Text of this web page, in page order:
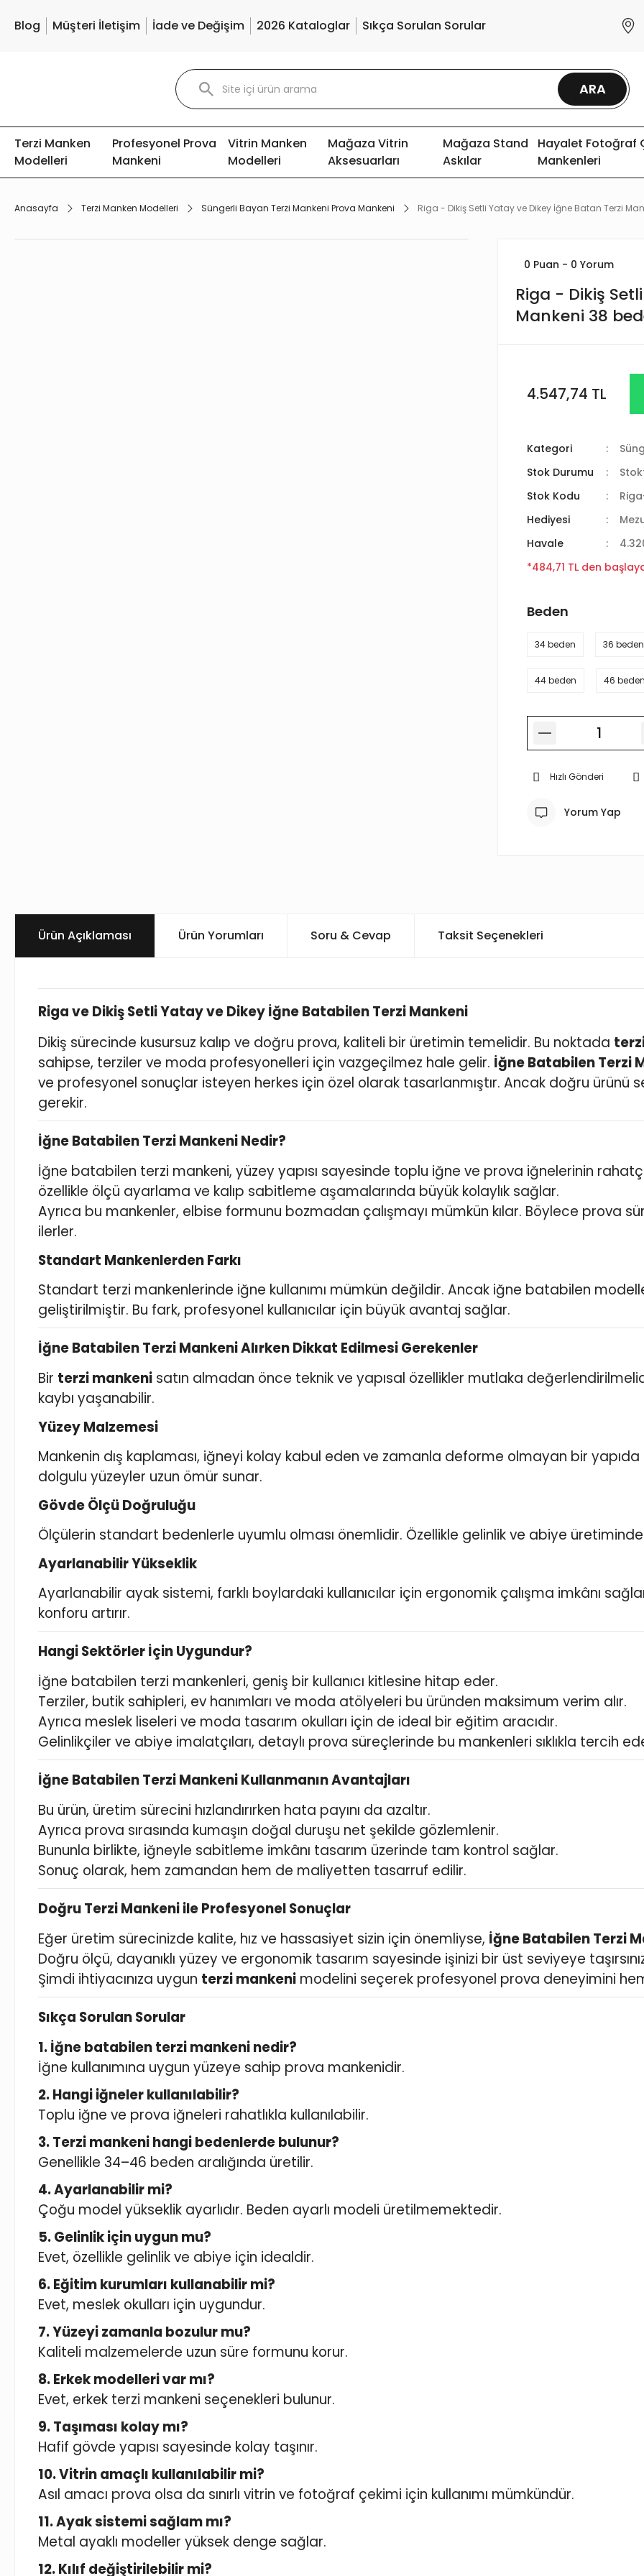
Blog Müşteri İletişim İade ve Değişim 2026 Kataloglar Sıkça Sorulan Sorular
ARA
Terzi Manken
Modelleri
Profesyonel Prova
Mankeni
Vitrin Manken
Modelleri
Mağaza Vitrin
Aksesuarları
Mağaza Stand
Askılar
Hayalet Fotoğraf
Mankenleri
Anasayfa Terzi Manken Modelleri Süngerli Bayan Terzi Mankeni Prova Mankeni Riga - Dikiş Setli Yatay ve Dikey İğne Batan Terzi
0 Puan - 0 Yorum
Riga - Dikiş
Mankeni 38
4.547,74 TL
Kategori
Stok Durumu
Stok Kodu
Hediyesi
Havale
*484,71 TL den
Beden
34 beden 36 beden
44 beden 46
Hızlı Gönderi
Yorum Yap
Ürün Açıklaması Ürün Yorumları Soru & Cevap Taksit Seçenekleri
Riga ve Dikiş Setli Yatay ve Dikey İğne Batabilen Terzi Mankeni
Dikiş sürecinde kusursuz kalıp ve doğru prova, kaliteli bir üretimin temelidir. Bu noktada
sahipse, terziler ve moda profesyonelleri için vazgeçilmez hale gelir. İğne Batabilen Terzi
ve profesyonel sonuçlar isteyen herkes için özel olarak tasarlanmıştır. Ancak doğru ürünü
gerekir.
İğne Batabilen Terzi Mankeni Nedir?
İğne batabilen terzi mankeni, yüzey yapısı sayesinde toplu iğne ve prova iğnelerinin
özellikle ölçü ayarlama ve kalıp sabitleme aşamalarında büyük kolaylık sağlar.
Ayrıca bu mankenler, elbise formunu bozmadan çalışmayı mümkün kılar. Böylece prova
ilerler.
Standart Mankenlerden Farkı
Standart terzi mankenlerinde iğne kullanımı mümkün değildir. Ancak iğne batabilen
geliştirilmiştir. Bu fark, profesyonel kullanıcılar için büyük avantaj sağlar.
İğne Batabilen Terzi Mankeni Alırken Dikkat Edilmesi Gerekenler
Bir terzi mankeni satın almadan önce teknik ve yapısal özellikler mutlaka
kaybı yaşanabilir.
Yüzey Malzemesi
Mankenin dış kaplaması, iğneyi kolay kabul eden ve zamanla deforme olmayan bir yapıda
dolgulu yüzeyler uzun ömür sunar.
Gövde Ölçü Doğruluğu
Ölçülerin standart bedenlerle uyumlu olması önemlidir. Özellikle gelinlik ve abiye
Ayarlanabilir Yükseklik
Ayarlanabilir ayak sistemi, farklı boylardaki kullanıcılar için ergonomik çalışma imkânı
konforu artırır.
Hangi Sektörler İçin Uygundur?
İğne batabilen terzi mankenleri, geniş bir kullanıcı kitlesine hitap eder.
Terziler, butik sahipleri, ev hanımları ve moda atölyeleri bu üründen maksimum verim alır.
Ayrıca meslek liseleri ve moda tasarım okulları için de ideal bir eğitim aracıdır.
Gelinlikçiler ve abiye imalatçıları, detaylı prova süreçlerinde bu mankenleri sıklıkla tercih
İğne Batabilen Terzi Mankeni Kullanmanın Avantajları
Bu ürün, üretim sürecini hızlandırırken hata payını da azaltır.
Ayrıca prova sırasında kumaşın doğal duruşu net şekilde gözlemlenir.
Bununla birlikte, iğneyle sabitleme imkânı tasarım üzerinde tam kontrol sağlar.
Sonuç olarak, hem zamandan hem de maliyetten tasarruf edilir.
Doğru Terzi Mankeni ile Profesyonel Sonuçlar
Eğer üretim sürecinizde kalite, hız ve hassasiyet sizin için önemliyse, İğne Batabilen Terzi
Doğru ölçü, dayanıklı yüzey ve ergonomik tasarım sayesinde işinizi bir üst seviyeye
Şimdi ihtiyacınıza uygun terzi mankeni modelini seçerek profesyonel prova deneyimini
Sıkça Sorulan Sorular
1. İğne batabilen terzi mankeni nedir?
İğne kullanımına uygun yüzeye sahip prova mankenidir.
2. Hangi iğneler kullanılabilir?
Toplu iğne ve prova iğneleri rahatlıkla kullanılabilir.
3. Terzi mankeni hangi bedenlerde bulunur?
Genellikle 34–46 beden aralığında üretilir.
4. Ayarlanabilir mi?
Çoğu model yükseklik ayarlıdır. Beden ayarlı modeli üretilmemektedir.
5. Gelinlik için uygun mu?
Evet, özellikle gelinlik ve abiye için idealdir.
6. Eğitim kurumları kullanabilir mi?
Evet, meslek okulları için uygundur.
7. Yüzeyi zamanla bozulur mu?
Kaliteli malzemelerde uzun süre formunu korur.
8. Erkek modelleri var mı?
Evet, erkek terzi mankeni seçenekleri bulunur.
9. Taşıması kolay mı?
Hafif gövde yapısı sayesinde kolay taşınır.
10. Vitrin amaçlı kullanılabilir mi?
Asıl amacı prova olsa da sınırlı vitrin ve fotoğraf çekimi için kullanımı mümkündür.
11. Ayak sistemi sağlam mı?
Metal ayaklı modeller yüksek denge sağlar.
12. Kılıf değiştirilebilir mi?